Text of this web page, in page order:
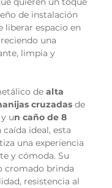
de instalación
liberar espacio en
una
limpia y
de alta
cruzadas de
un caño de 8
caída ideal, esta
una experiencia
y cómoda. Su
cromado brinda
resistencia al